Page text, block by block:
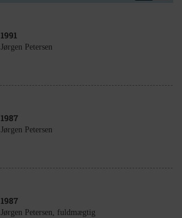
1991
Jørgen Petersen
1987
Jørgen Petersen
1987
Jørgen Petersen, fuldmægtig